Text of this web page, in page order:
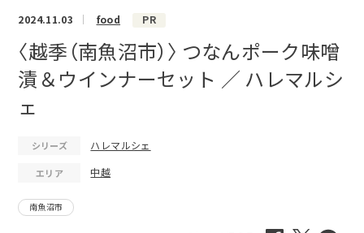
2024.11.03 food PR
〈越季（南魚沼市）〉 つなんポーク味噌
漬＆ウインナーセット ／ ハレマルシ
ェ
シリーズ ハレマルシェ
エリア 中越
南魚沼市